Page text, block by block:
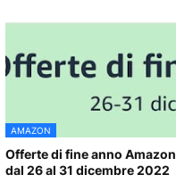
AMAZON
Offerte di fine anno Amazon
dal 26 al 31 dicembre 2022